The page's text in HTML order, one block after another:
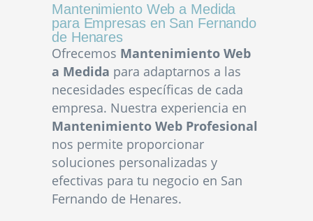
Mantenimiento Web a Medida
para Empresas en San Fernando
de Henares
Ofrecemos Mantenimiento Web
a Medida para adaptarnos a las
necesidades específicas de cada
empresa. Nuestra experiencia en
Mantenimiento Web Profesional
nos permite proporcionar
soluciones personalizadas y
efectivas para tu negocio en San
Fernando de Henares.